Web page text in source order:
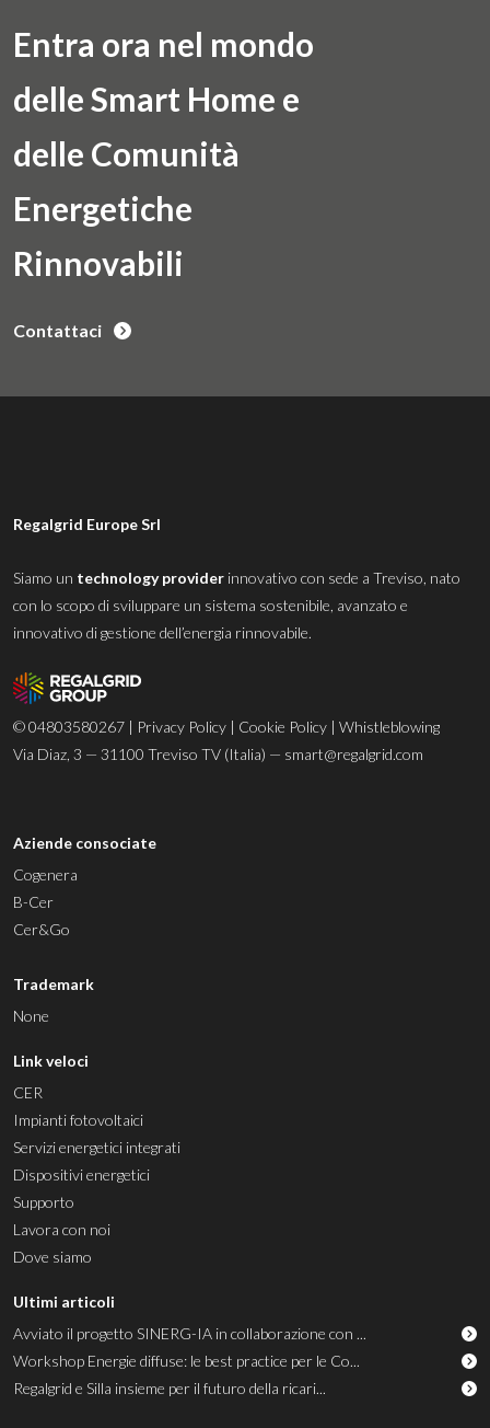
Entra ora nel mondo
delle Smart Home e
delle Comunità
Energetiche
Rinnovabili
Contattaci
Regalgrid Europe Srl
Siamo un technology provider innovativo con sede a Treviso, nato
con lo scopo di sviluppare un sistema sostenibile, avanzato e
innovativo di gestione dell’energia rinnovabile.
© 04803580267 | Privacy Policy | Cookie Policy | Whistleblowing
Via Diaz, 3 — 31100 Treviso TV (Italia) — smart@regalgrid.com
Aziende consociate
Cogenera
B-Cer
Cer&Go
Trademark
None
Link veloci
CER
Impianti fotovoltaici
Servizi energetici integrati
Dispositivi energetici
Supporto
Lavora con noi
Dove siamo
Ultimi articoli
Avviato il progetto SINERG-IA in collaborazione con ...
Workshop Energie diffuse: le best practice per le Co...
Regalgrid e Silla insieme per il futuro della ricari...